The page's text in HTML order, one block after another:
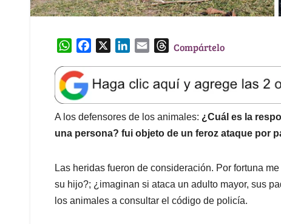
W
a
t
s
A
p
e
b
o
o
k
e
d
I
l
T
e
a
d
s
Compártelo
A los defensores de los animales: ¿Cuál es la
una persona? fui objeto de un feroz ataque por
Las heridas fueron de consideración. Por fortuna
su hijo?; ¿imaginan si ataca un adulto mayor, sus
los animales a consultar el código de policía.